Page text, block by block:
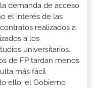
demanda de acceso
el interés de las
realizados a
a los
universitarios.
de FP tardan menos
más fácil
ello, el Gobierno